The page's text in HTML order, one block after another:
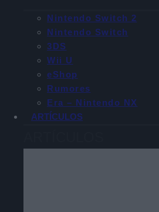
Nintendo Switch 2
Nintendo Switch
3DS
Wii U
eShop
Rumores
Era – Nintendo NX
ARTÍCULOS